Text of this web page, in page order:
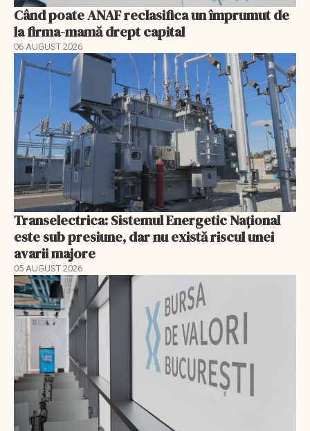
Când poate ANAF reclasifica un împrumut de
la firma-mamă drept capital
06 AUGUST 2026
Transelectrica: Sistemul Energetic Național
este sub presiune, dar nu există riscul unei
avarii majore
05 AUGUST 2026